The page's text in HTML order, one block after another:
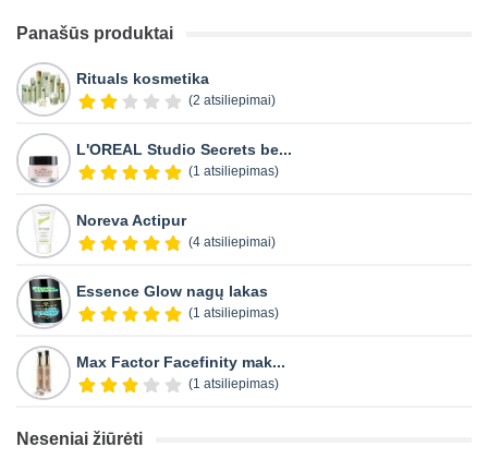
Panašūs produktai
Rituals kosmetika
(2 atsiliepimai)
L'OREAL Studio Secrets be...
(1 atsiliepimas)
Noreva Actipur
(4 atsiliepimai)
Essence Glow nagų lakas
(1 atsiliepimas)
Max Factor Facefinity mak...
(1 atsiliepimas)
Neseniai žiūrėti